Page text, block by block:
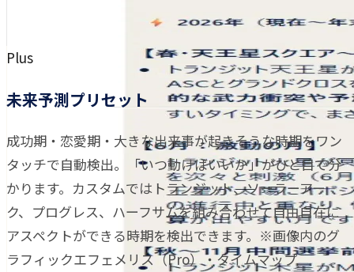
Plus
未来予測プリセット
成功期・恋愛期・大きな出来事が起きそうな時期をワン
タッチで自動検出。「いつ動けばいいか」がひと目で分
かります。カスタムではトランジット、ソーラーアー
ク、プログレス、ハーフサムを組み合わせて自由自在に
アスペクトができる時期を検出できます。※画像内のグ
ラフィックエフェメリス（Pro）・タイムマップ